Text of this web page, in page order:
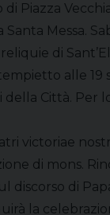
Piazza
Messa.
di
alle 19
Città. Per
victoriae
di mons.
discorso di
la